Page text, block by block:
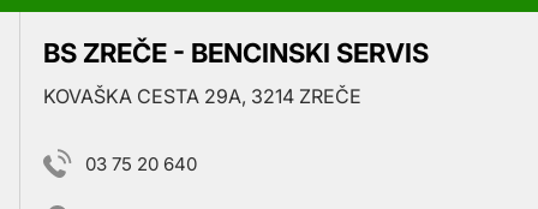
BS ZREČE - BENCINSKI SERVIS
KOVAŠKA CESTA 29A, 3214 ZREČE
03 75 20 640